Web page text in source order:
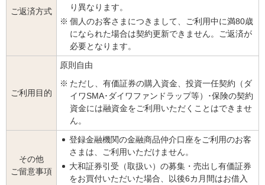
ご返済方式
り異なります。
※ 個人のお客さまにつきまして、ご利用中に満80歳
になられた場合は契約更新できません。ご返済が
必要となります。
ご利用目的
原則自由
※ ただし、有価証券の購入資金、投資一任契約（ダ
イワSMA･ダイワファンドラップ等）･保険の契約
資金には融資金をご利用いただくことはできませ
ん。
その他
ご留意事項
登録金融機関の金融商品仲介口座をご利用のお客
さまは、ご利用いただけません。
大和証券引受（取扱い）の募集・売出し有価証券
をお買付いただいた場合、以後6カ月間はお借入